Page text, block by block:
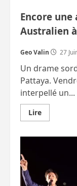
Encore une
Australien
Geo Valin 27
Un drame
Pattaya.
interpellé un...
LireEn
savoir
Par
un
Australien